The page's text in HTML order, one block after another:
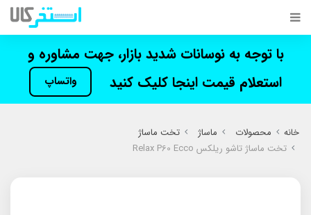
با توجه به نوسانات شدید بازار، جهت مشاوره و
استعلام قیمت اینجا کلیک کنید
واتساپ
خانه محصولات ماساژ
تخت ماساژ
تخت ماساژ تاشو ریلکس Relax P60 Ecco